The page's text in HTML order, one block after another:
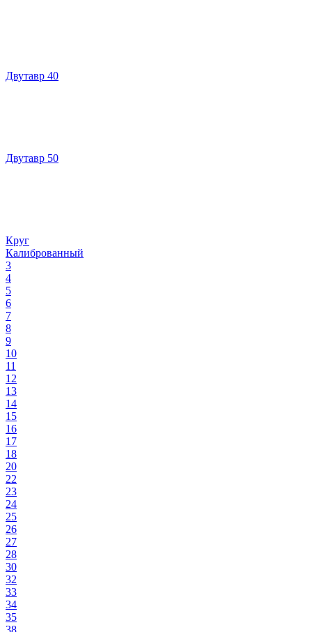
Двутавр 40
Двутавр 50
Круг
Калиброванный
3
4
5
6
7
8
9
10
11
12
13
14
15
16
17
18
20
22
23
24
25
26
27
28
30
32
33
34
35
38